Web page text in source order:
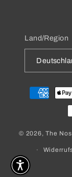
Land/Region
© 2026,The